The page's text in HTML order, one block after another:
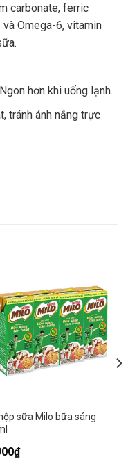
carbonate, ferric
Omega-6, vitamin
hơn khi uống lạnh.
tránh ánh nắng trực
sữa Milo bữa sáng
₫